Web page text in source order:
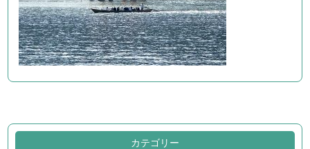
カテゴリー